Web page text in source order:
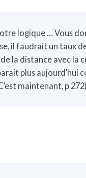
logique … Vous
il faudrait un taux
la distance avec la
plus aujourd’hui
maintenant, p